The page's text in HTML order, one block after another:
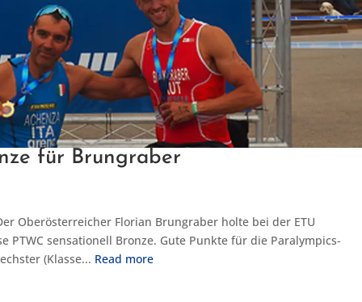
für Brungraber
Oberösterreicher Florian Brungraber holte bei der ETU
PTWC sensationell Bronze. Gute Punkte für die Paralympics-
(Klasse... Read more